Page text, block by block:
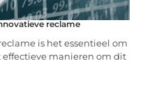
reclame
is het essentieel om
effectieve manieren om dit